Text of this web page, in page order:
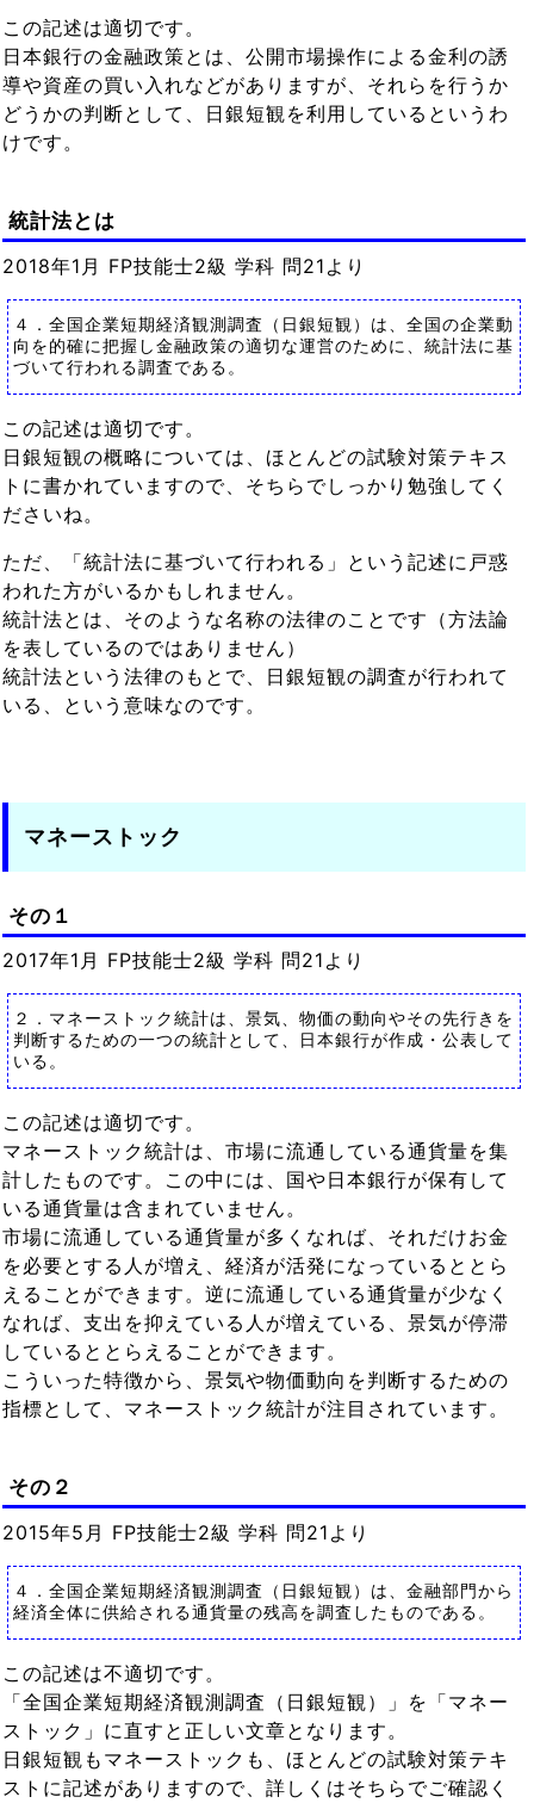
この記述は適切です。
日本銀行の金融政策とは、公開市場操作による金利の誘
導や資産の買い入れなどがありますが、それらを行うか
どうかの判断として、日銀短観を利用しているというわ
けです。
統計法とは
2018年1月 FP技能士2級 学科 問21より
４．全国企業短期経済観測調査（日銀短観）は、全国の企業動
向を的確に把握し金融政策の適切な運営のために、統計法に基
づいて行われる調査である。
この記述は適切です。
日銀短観の概略については、ほとんどの試験対策テキス
トに書かれていますので、そちらでしっかり勉強してく
ださいね。
ただ、「統計法に基づいて行われる」という記述に戸惑
われた方がいるかもしれません。
統計法とは、そのような名称の法律のことです（方法論
を表しているのではありません）
統計法という法律のもとで、日銀短観の調査が行われて
いる、という意味なのです。
マネーストック
その１
2017年1月 FP技能士2級 学科 問21より
２．マネーストック統計は、景気、物価の動向やその先行きを
判断するための一つの統計として、日本銀行が作成・公表して
いる。
この記述は適切です。
マネーストック統計は、市場に流通している通貨量を集
計したものです。この中には、国や日本銀行が保有して
いる通貨量は含まれていません。
市場に流通している通貨量が多くなれば、それだけお金
を必要とする人が増え、経済が活発になっているととら
えることができます。逆に流通している通貨量が少なく
なれば、支出を抑えている人が増えている、景気が停滞
しているととらえることができます。
こういった特徴から、景気や物価動向を判断するための
指標として、マネーストック統計が注目されています。
その２
2015年5月 FP技能士2級 学科 問21より
４．全国企業短期経済観測調査（日銀短観）は、金融部門から
経済全体に供給される通貨量の残高を調査したものである。
この記述は不適切です。
「全国企業短期経済観測調査（日銀短観）」を「マネー
ストック」に直すと正しい文章となります。
日銀短観もマネーストックも、ほとんどの試験対策テキ
ストに記述がありますので、詳しくはそちらでご確認く